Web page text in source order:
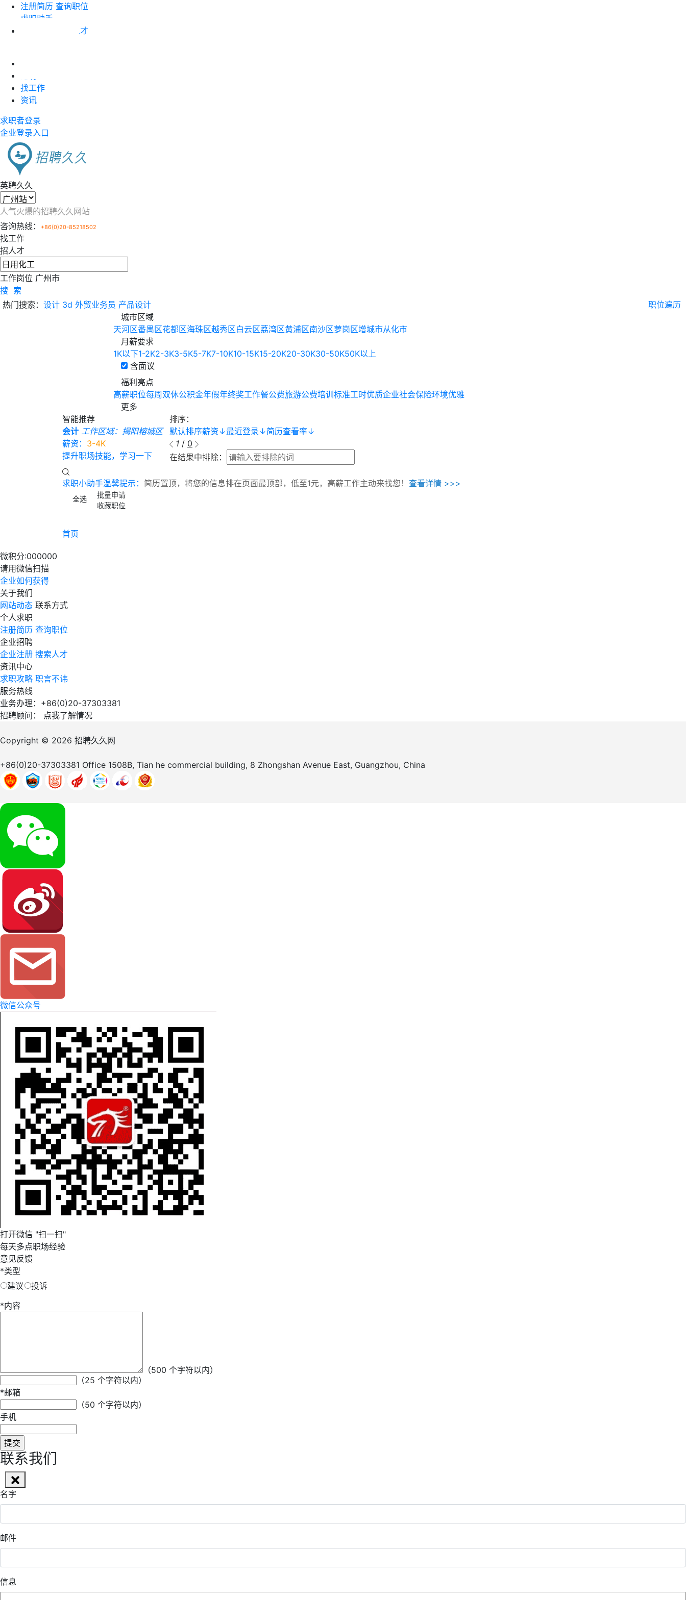
注册简历 查询职位
求职助手
搜索人才
找工作
资讯
求职者登录
企业登录入口
英聘久久
人气火爆的招聘久久网站
咨询热线：
+86(0)20-85218502
找工作
招人才
工作岗位 广州市
搜 索
热门搜索： 设计 3d 外贸业务员 产品设计
职位遍历
城市区域
天河区番禺区花都区海珠区越秀区白云区荔湾区黄浦区南沙区萝岗区增城市从化市
月薪要求
1K以下1-2K2-3K3-5K5-7K7-10K10-15K15-20K20-30K30-50K50K以上
含面议
福利亮点
高薪职位每周双休公积金年假年终奖工作餐公费旅游公费培训 标准工时优质企业社会保险环境优雅
更多
智能推荐
会计 工作区域：揭阳榕城区
薪资： 3-4K
提升职场技能，学习一下
排序：
默认排序薪资↓最近登录↓简历查看率↓
1 / 0
在结果中排除：
求职小助手温馨提示： 简历置顶，将您的信息排在页面最顶部，低至1元，高薪工作主动来找您！ 查看详情 >>>
全选
批量申请
收藏职位
首页
微积分:000000
请用微信扫描
企业如何获得
关于我们
网站动态 联系方式
个人求职
注册简历 查询职位
企业招聘
企业注册 搜索人才
资讯中心
求职攻略 职言不讳
服务热线
业务办理：+86(0)20-37303381
招聘顾问： 点我了解情况
Copyright © 2026 招聘久久网
+86(0)20-37303381 Office 1508B, Tian he commercial building, 8 Zhongshan Avenue East, Guangzhou, China
微信公众号
打开微信 "扫一扫"
每天多点职场经验
意见反馈
*类型
建议
投诉
*内容
（500 个字符以内）
（25 个字符以内）
*邮箱
（50 个字符以内）
手机
联系我们
名字
邮件
信息